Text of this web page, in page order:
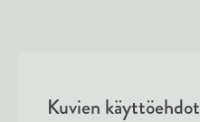
Kuvien käyttöehdot